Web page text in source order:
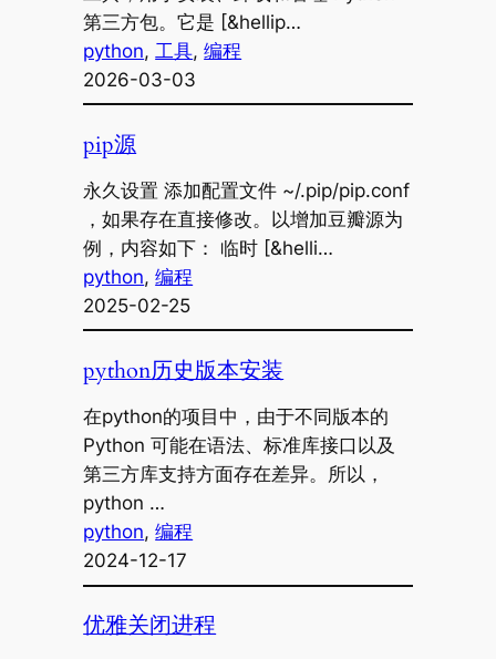
第三方包。它是 [&hellip…
python, 工具, 编程
2026-03-03
pip源
永久设置 添加配置文件 ~/.pip/pip.conf
，如果存在直接修改。以增加豆瓣源为
例，内容如下： 临时 [&helli…
python, 编程
2025-02-25
python历史版本安装
在python的项目中，由于不同版本的
Python 可能在语法、标准库接口以及
第三方库支持方面存在差异。所以，
python …
python, 编程
2024-12-17
优雅关闭进程